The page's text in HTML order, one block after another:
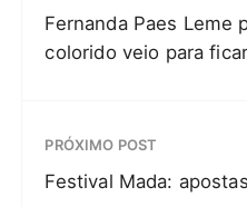
Fernanda Paes Leme
colorido veio para ficar
PRÓXIMO POST
Festival Mada: